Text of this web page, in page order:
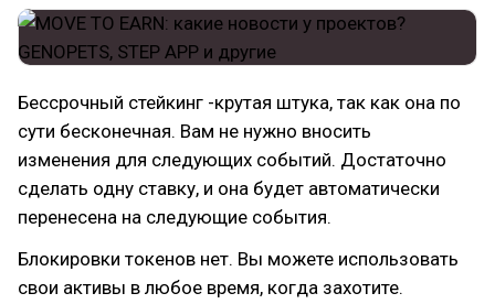
Бессрочный стейкинг -крутая штука, так как она по
сути бесконечная. Вам не нужно вносить
изменения для следующих событий. Достаточно
сделать одну ставку, и она будет автоматически
перенесена на следующие события.
Блокировки токенов нет. Вы можете использовать
свои активы в любое время, когда захотите.